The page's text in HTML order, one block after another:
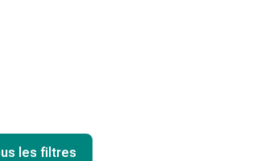
les filtres